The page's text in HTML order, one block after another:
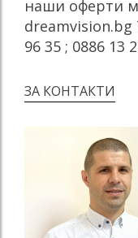
наши оферти
dreamvision.bg
96 35 ; 0886 13
ЗА КОНТАКТИ